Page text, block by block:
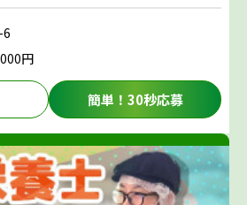
円
簡単！30秒応募